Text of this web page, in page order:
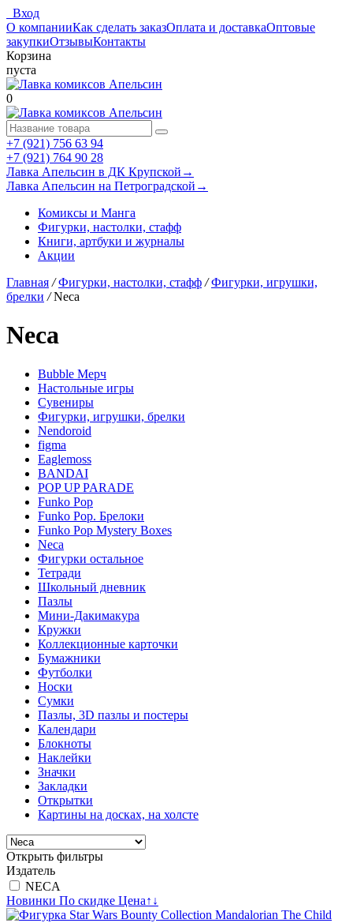
Вход
О компанииКак сделать заказОплата и доставкаОптовые
закупкиОтзывыКонтакты
Корзина
пуста
0
+7 (921) 756 63 94
+7 (921) 764 90 28
Лавка Апельсин в ДК Крупской →
Лавка Апельсин на Петроградской →
Комиксы и Манга
Фигурки, настолки, стафф
Книги, артбуки и журналы
Акции
Главная / Фигурки, настолки, стафф / Фигурки, игрушки,
брелки / Neca
Neca
Bubble Мерч
Настольные игры
Сувениры
Фигурки, игрушки, брелки
Nendoroid
figma
Eaglemoss
BANDAI
POP UP PARADE
Funko Pop
Funko Pop. Брелоки
Funko Pop Mystery Boxes
Neca
Фигурки остальное
Тетради
Школьный дневник
Пазлы
Мини-Дакимакура
Кружки
Коллекционные карточки
Бумажники
Футболки
Носки
Сумки
Пазлы, 3D пазлы и постеры
Календари
Блокноты
Наклейки
Значки
Закладки
Открытки
Картины на досках, на холсте
Открыть фильтры
Издатель
NECA
Новинки По скидке Цена↑ ↓